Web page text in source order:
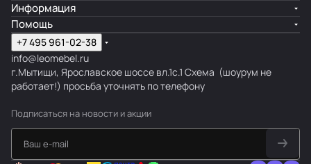
Информация
Помощь
+7 495 961-02-38
info@leomebel.ru
г.Мытищи, Ярославское шоссе вл.1с.1 Схема (шоурум не
работает!) просьба уточнять по телефону
Подписаться на новости и акции